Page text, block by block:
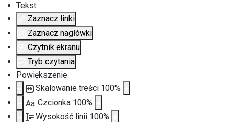
Tekst
Zaznacz linki
Zaznacz nagłówki
Czytnik ekranu
Tryb czytania
Powiększenie
Skalowanie treści 100%
Aa Czcionka 100%
Wysokość linii 100%